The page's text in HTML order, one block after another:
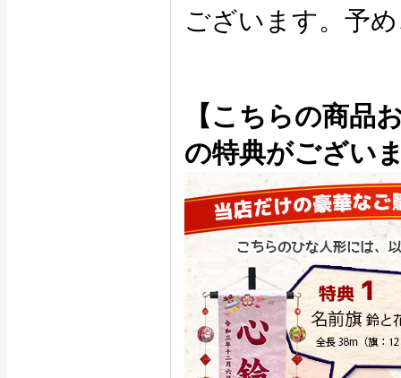
ございます。予
【こちらの商品
の特典がござい